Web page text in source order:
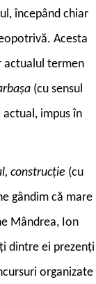
începând chiar
Acesta
actualul termen
(cu sensul
impus în
construcție (cu
gândim că mare
Mândrea, Ion
dintre ei prezenți
organizate